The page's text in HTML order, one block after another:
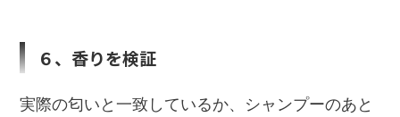
６、香りを検証
実際の匂いと一致しているか、シャンプーのあと